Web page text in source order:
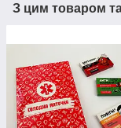
З цим товаром